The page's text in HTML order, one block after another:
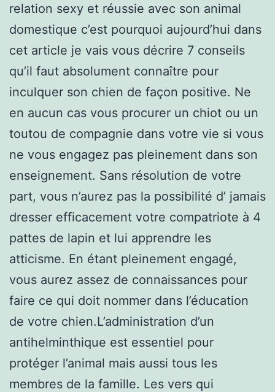
relation sexy et réussie avec son animal
domestique c’est pourquoi aujourd’hui dans
cet article je vais vous décrire 7 conseils
qu’il faut absolument connaître pour
inculquer son chien de façon positive. Ne
en aucun cas vous procurer un chiot ou un
toutou de compagnie dans votre vie si vous
ne vous engagez pas pleinement dans son
enseignement. Sans résolution de votre
part, vous n’aurez pas la possibilité d’ jamais
dresser efficacement votre compatriote à 4
pattes de lapin et lui apprendre les
atticisme. En étant pleinement engagé,
vous aurez assez de connaissances pour
faire ce qui doit nommer dans l’éducation
de votre chien.L’administration d’un
antihelminthique est essentiel pour
protéger l’animal mais aussi tous les
membres de la famille. Les vers qui